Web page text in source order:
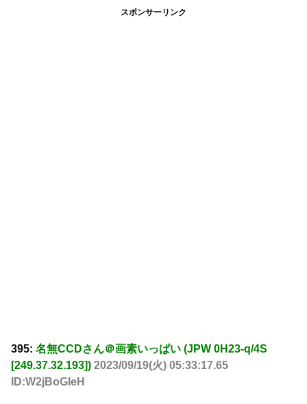
スポンサーリンク
395: 名無CCDさん＠画素いっぱい (JPW 0H23-q/4S
[249.37.32.193]) 2023/09/19(火) 05:33:17.65
ID:W2jBoGIeH